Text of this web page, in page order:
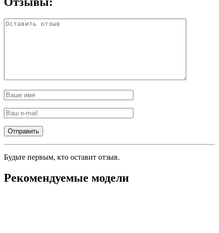
Будьте первым, кто оставит отзыв.
Рекомендуемые модели